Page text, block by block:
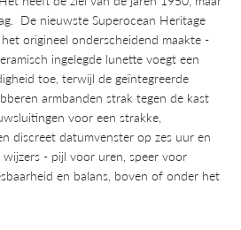
De nieuwste Superocean Heritage
origineel onderscheidend maakte -
ingelegde lunette voegt een
toe, terwijl de geïntegreerde
armbanden strak tegen de kast
voor een strakke,
discreet datumvenster op zes uur en
- pijl voor uren, speer voor
en balans, boven of onder het